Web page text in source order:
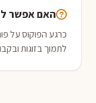
האם אפשר
כרגע הפוקוס על
לתמוך בזוגות